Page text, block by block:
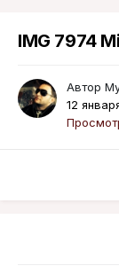
IMG 7974
Автор
12